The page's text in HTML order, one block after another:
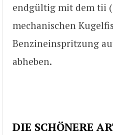
endgültig mit dem tii
mechanischen
Benzineinspritzung
abheben.
DIE SCHÖNERE